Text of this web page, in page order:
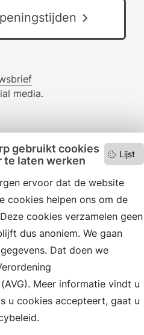
Lijst
gebruikt cookies
te laten werken
ervoor dat de website
cookies helpen ons om de
cookies verzamelen geen
dus anoniem. We gaan
Dat doen we
Meer informatie vindt u
u cookies accepteert, gaat u
media.
Toegankelijkheid
Servicenormen